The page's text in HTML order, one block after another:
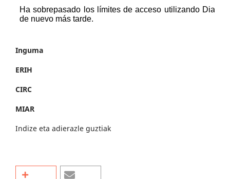
Inguma
ERIH
CIRC
MIAR
Indize eta adierazle guztiak